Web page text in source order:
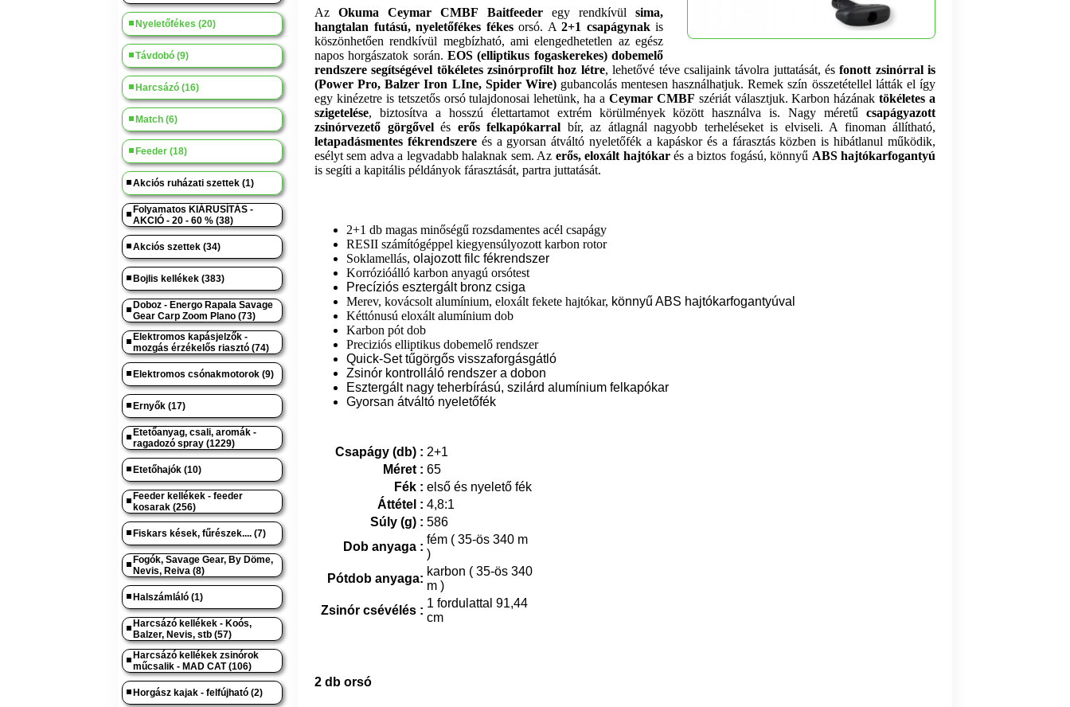
Nyeletőfékes (20)
Távdobó (9)
Harcsázó (16)
Match (6)
Feeder (18)
Akciós ruházati szettek (1)
Folyamatos KIÁRUSÍTÁS -
AKCIÓ - 20 - 60 % (38)
Akciós szettek (34)
Bojlis kellékek (383)
Doboz - Energo Rapala Savage
Gear Carp Zoom Plano (73)
Elektromos kapásjelzők -
mozgás érzékelős riasztó (74)
Elektromos csónakmotorok (9)
Ernyők (17)
Etetőanyag, csali, aromák -
ragadozó spray (1229)
Etetőhajók (10)
Feeder kellékek - feeder
kosarak (256)
Fiskars kések, fűrészek.... (7)
Fogók, Savage Gear, By Döme,
Nevis, Reiva (8)
Halszámláló (1)
Harcsázó kellékek - Koós,
Balzer, Nevis, stb (57)
Harcsázó kellékek zsinórok
műcsalik - MAD CAT (106)
Horgász kajak - felfújható (2)
Az Okuma Ceymar CMBF Baitfeeder egy rendkívülsima,
hangtalan futású, nyeletőfékes fékes orsó. A 2+1 csapágynakis
köszönhetően rendkívül megbízható, ami elengedhetetlen az egész
napos horgászatok során. EOS (elliptikus fogaskerekes) dobemelő
rendszere segítségével tökéletes zsinórprofilt hoz létre, lehetővé téve csalijaink távolra juttatását, ésfonott zsinórral is
(Power Pro, Balzer Iron LIne, Spider Wire)gubancolás mentesen használhatjuk. Remek szín összetétellel látták el így
egy kinézetre is tetszetős orsó tulajdonosai lehetünk, ha a Ceymar CMBF szériát választjuk. Karbon házánaktökéletes a
szigetelése, biztosítva a hosszú élettartamot extrém körülmények között használva is. Nagy méretű csapágyazott
zsinórvezető görgővel és erős felkapókarral bír, az átlagnál nagyobb terheléseket is elviseli. A finoman állítható,
letapadásmentes fékrendszereés a gyorsan átváltó nyeletőfék a kapáskor és a fárasztás közben is hibátlanul működik,
esélyt sem adva a legvadabb halaknak sem. Az erős,eloxált hajtókarés a biztos fogású,könnyű ABS hajtókarfogantyú
is segíti a kapitális példányok fárasztását, partra juttatását.
2+1 db magas minőségű rozsdamentes acél csapágy
RESII számítógéppel kiegyensúlyozott karbon rotor
Soklamellás, olajozott filc fékrendszer
Korrózióálló karbon anyagú orsótest
Precíziós esztergált bronz csiga
Merev, kovácsolt alumínium, eloxált fekete hajtókar, könnyű ABS hajtókarfogantyúval
Kéttónusú eloxált alumínium dob
Karbon pót dob
Preciziós elliptikus dobemelő rendszer
Quick-Set tűgörgős visszaforgásgátló
Zsinór kontrolláló rendszer a dobon
Esztergált nagy teherbírású, szilárd alumínium felkapókar
Gyorsan átváltó nyeletőfék
Csapágy (db) : 2+1
Méret : 65
Fék : első és nyelető fék
Áttétel : 4,8:1
Súly (g) : 586
Dob anyaga :
fém ( 35-ös 340 m
)
Pótdob anyaga:
karbon ( 35-ös 340
m )
Zsinór csévélés :
1 fordulattal 91,44
cm
2 db orsó